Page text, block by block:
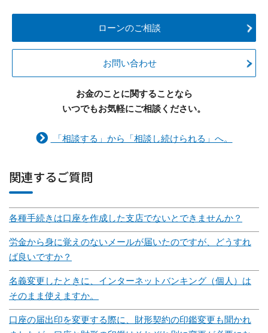
ローンのご相談
お問い合わせ
お金のことに関することなら
いつでもお気軽にご相談ください。
「相談する」から「相談し続けられる」へ。
関連するご質問
各種手続きは口座を作成した支店でないとできませんか？
労金から身に覚えのないメールが届いたのですが、どうすれ
ば良いですか？
名義変更したときに、インターネットバンキング（個人）は
そのまま使えますか。
口座の届出印を変更する際に、財形契約の印鑑変更も聞かれ